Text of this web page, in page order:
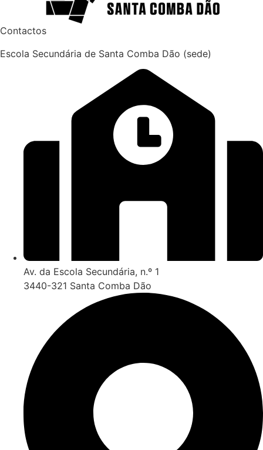
Contactos
Escola Secundária de Santa Comba Dão (sede)
Av. da Escola Secundária, n.º 1
3440-321 Santa Comba Dão